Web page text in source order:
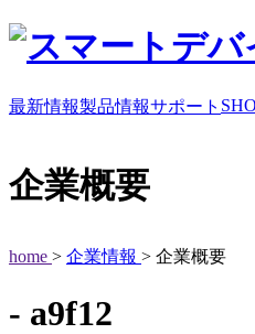
最新情報製品情報サポート
企業概要
home > 企業情報 > 企業概要
- a9f12